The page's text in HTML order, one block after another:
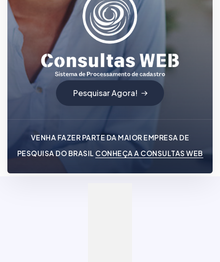
Pesquisar Agora!
VENHA FAZER PARTE DA MAIOR EMPRESA DE
PESQUISA DO BRASIL CONHEÇA A CONSULTAS WEB